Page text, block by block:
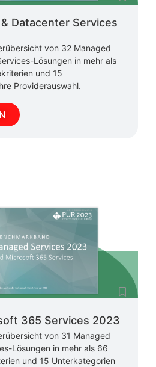
Datacenter Services
von 32 Managed
Lösungen in mehr als
und 15
Providerauswahl.
365 Services 2023
von 31 Managed
Lösungen in mehr als 66
und 15 Unterkategorien